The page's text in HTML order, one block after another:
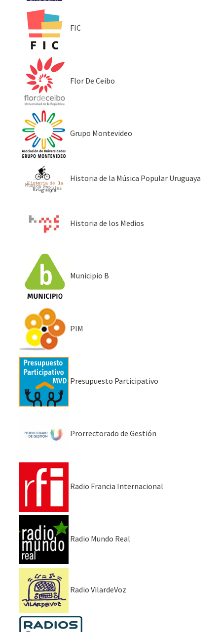
FIC
Flor De Ceibo
Grupo Montevideo
Historia de la Música Popular Uruguaya
Historia de los Medios
Municipio B
PIM
Presupuesto Participativo
Prorrectorado de Gestión
Radio Francia Internacional
Radio Mundo Real
Radio VilardeVoz